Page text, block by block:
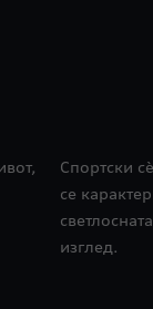
Спортски
се
изглед.